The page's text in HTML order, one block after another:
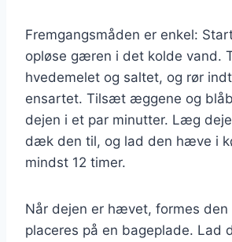
Fremgangsmåden er enkel:
opløse gæren i det kolde vand.
hvedemelet og saltet, og rør
ensartet. Tilsæt æggene og
dejen i et par minutter. Læg
dæk den til, og lad den hæve i
mindst 12 timer.
Når dejen er hævet, formes den
placeres på en bageplade. Lad